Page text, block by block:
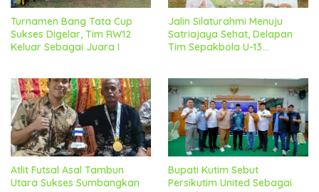
Turnamen Bang Tata Cup
Sukses Digelar, Tim RW12
Keluar Sebagai Juara I
Jalin Silaturahmi Menuju
Satriajaya Sehat, Delapan
Tim Sepakbola U-13
Atlit Futsal Asal Tambun
Utara Sukses Sumbangkan
Bupati Kutim Sebut
Persikutim United Sebagai